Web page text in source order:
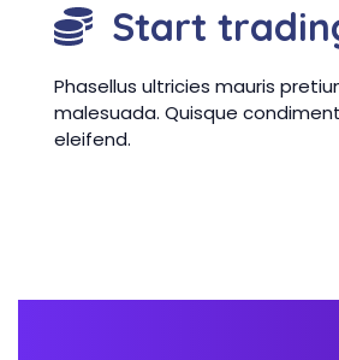
Start
Phasellus ultricies mauris
malesuada. Quisque
eleifend.